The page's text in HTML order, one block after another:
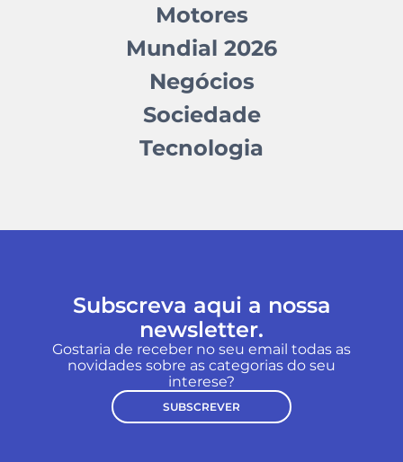
Motores
Mundial 2026
Negócios
Sociedade
Tecnologia
Subscreva aqui a nossa
newsletter.
Gostaria de receber no seu email todas as
novidades sobre as categorias do seu
interese?
SUBSCREVER